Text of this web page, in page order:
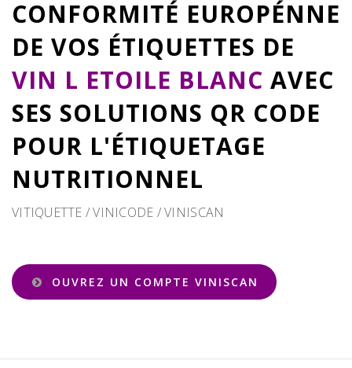
CONFORMITÉ EUROPÉNNE
DE VOS ÉTIQUETTES DE
VIN L ETOILE BLANC AVEC
SES SOLUTIONS QR CODE
POUR L'ÉTIQUETAGE
NUTRITIONNEL
VITIQUETTE / VINICODE / VINISCAN
OUVREZ UN COMPTE VINISCAN